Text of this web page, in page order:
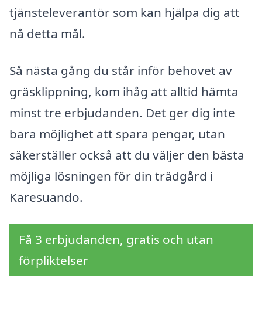
tjänsteleverantör som kan hjälpa dig att
nå detta mål.
Så nästa gång du står inför behovet av
gräsklippning, kom ihåg att alltid hämta
minst tre erbjudanden. Det ger dig inte
bara möjlighet att spara pengar, utan
säkerställer också att du väljer den bästa
möjliga lösningen för din trädgård i
Karesuando.
Få 3 erbjudanden, gratis och utan
förpliktelser